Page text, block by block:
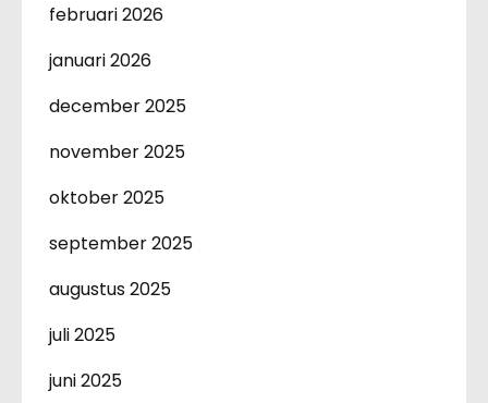
februari 2026
januari 2026
december 2025
november 2025
oktober 2025
september 2025
augustus 2025
juli 2025
juni 2025